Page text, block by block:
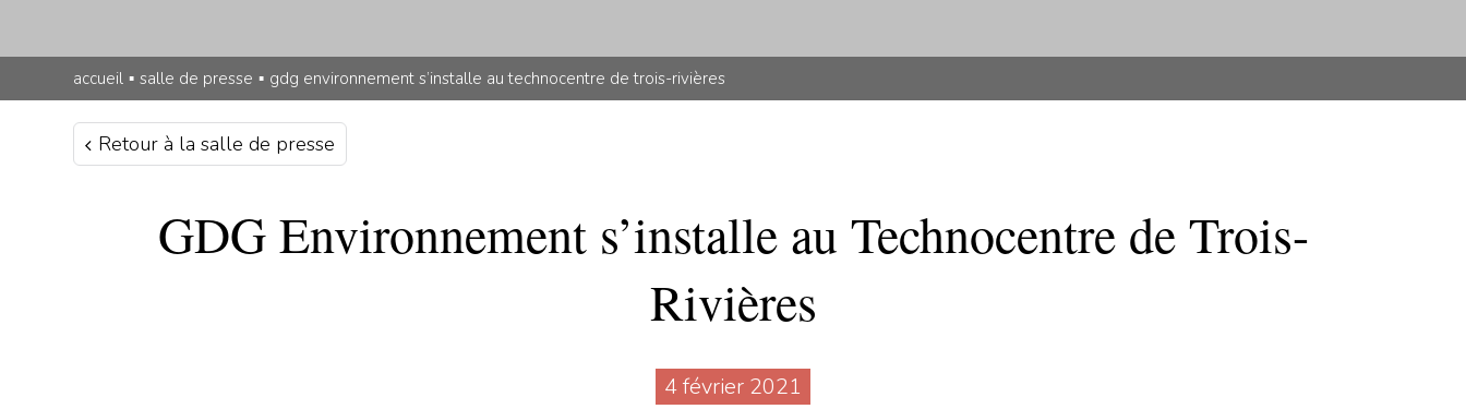
accueil ▪ salle de presse ▪ gdg environnement s’installe au technocentre de trois-rivières
Retour à la salle de presse
GDG Environnement s’installe au Technocentre de Trois-
Rivières
4 février 2021